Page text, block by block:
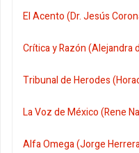
El Acento (Dr. Jesús
Crítica y Razón (Alejandra
Tribunal de Herodes
La Voz de México (Rene
Alfa Omega (Jorge